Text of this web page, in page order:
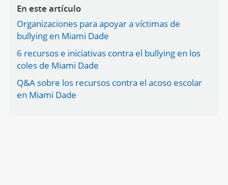
En este artículo
Organizaciones para apoyar a víctimas de
bullying en Miami Dade
6 recursos e iniciativas contra el bullying en los
coles de Miami Dade
Q&A sobre los recursos contra el acoso escolar
en Miami Dade